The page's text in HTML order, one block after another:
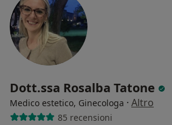
Dott.ssa Rosalba Tatone
Medico estetico, Ginecologa · Altro
85 recensioni